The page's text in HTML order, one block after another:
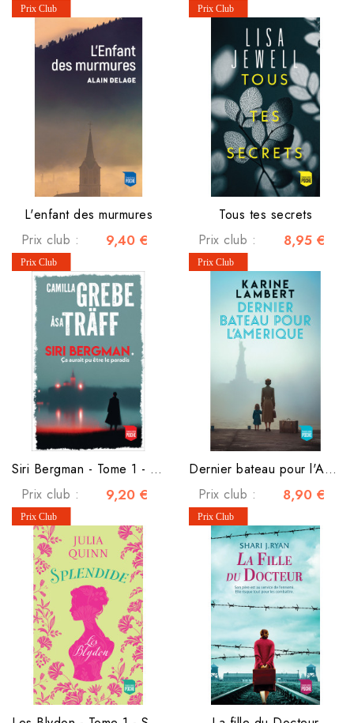
L'enfant des murmures
Prix club :
9,40 €
Tous tes secrets
Prix club :
8,95 €
Siri Bergman - Tome 1 - Ça aurait pu être le paradis
Prix club :
9,20 €
Dernier bateau pour l'Amérique
Prix club :
8,90 €